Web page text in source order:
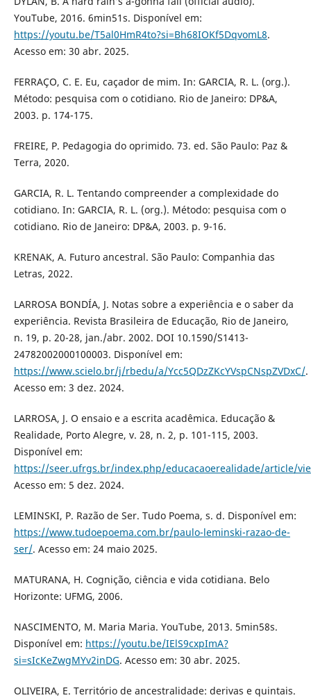
YouTube, 2016. 6min51s. Disponível em:
https://youtu.be/T5al0HmR4to?si=Bh68IOKf5DqvomL8.
Acesso em: 30 abr. 2025.
FERRAÇO, C. E. Eu, caçador de mim. In: GARCIA, R. L. (org.).
Método: pesquisa com o cotidiano. Rio de Janeiro: DP&A,
2003. p. 174-175.
FREIRE, P. Pedagogia do oprimido. 73. ed. São Paulo: Paz &
Terra, 2020.
GARCIA, R. L. Tentando compreender a complexidade do
cotidiano. In: GARCIA, R. L. (org.). Método: pesquisa com o
cotidiano. Rio de Janeiro: DP&A, 2003. p. 9-16.
KRENAK, A. Futuro ancestral. São Paulo: Companhia das
Letras, 2022.
LARROSA BONDÍA, J. Notas sobre a experiência e o saber da
experiência. Revista Brasileira de Educação, Rio de Janeiro,
n. 19, p. 20-28, jan./abr. 2002. DOI 10.1590/S1413-
24782002000100003. Disponível em:
https://www.scielo.br/j/rbedu/a/Ycc5QDzZKcYVspCNspZVDxC/.
Acesso em: 3 dez. 2024.
LARROSA, J. O ensaio e a escrita acadêmica. Educação &
Realidade, Porto Alegre, v. 28, n. 2, p. 101-115, 2003.
Disponível em:
https://seer.ufrgs.br/index.php/educacaoerealidade/article/
Acesso em: 5 dez. 2024.
LEMINSKI, P. Razão de Ser. Tudo Poema, s. d. Disponível em:
https://www.tudoepoema.com.br/paulo-leminski-razao-de-
ser/. Acesso em: 24 maio 2025.
MATURANA, H. Cognição, ciência e vida cotidiana. Belo
Horizonte: UFMG, 2006.
NASCIMENTO, M. Maria Maria. YouTube, 2013. 5min58s.
Disponível em: https://youtu.be/IElS9cxpImA?
si=sIcKeZwgMYv2inDG. Acesso em: 30 abr. 2025.
OLIVEIRA, E. Território de ancestralidade: derivas e quintais.